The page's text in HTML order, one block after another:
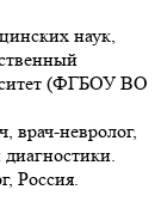
наук,
(ФГБОУ ВО
врач-невролог,
Россия.